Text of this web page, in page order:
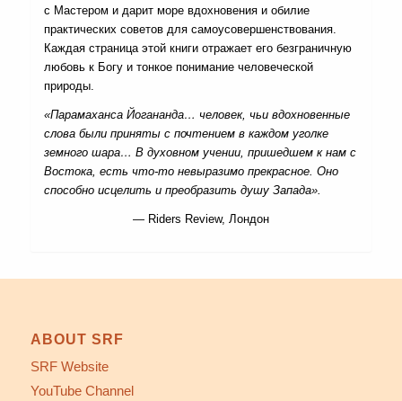
с Мастером и дарит море вдохновения и обилие
практических советов для самоусовершенствования.
Каждая страница этой книги отражает его безграничную
любовь к Богу и тонкое понимание человеческой
природы.
«Парамаханса Йогананда… человек, чьи вдохновенные
слова были приняты с почтением в каждом уголке
земного шара… В духовном учении, пришедшем к нам с
Востока, есть что-то невыразимо прекрасное. Оно
способно исцелить и преобразить душу Запада».
— Riders Review, Лондон
ABOUT SRF
SRF Website
YouTube Channel